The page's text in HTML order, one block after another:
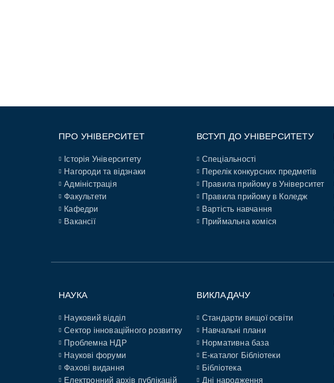
ПРО УНІВЕРСИТЕТ
Історія Університету
Нагороди та відзнаки
Адміністрація
Факультети
Кафедри
Вакансії
ВСТУП ДО УНІВЕРСИТЕТУ
Спеціальності
Перелік конкурсних предметів
Правила прийому в Університет
Правила прийому в Коледж
Вартість навчання
Приймальна коміся
НАУКА
Науковий відділ
Сектор інноваційного розвитку
Проблемна НДР
Наукові форуми
Фахові видання
Електронний архів публікацій
ВИКЛАДАЧУ
Стандарти вищої освіти
Навчальні плани
Нормативна база
E-каталог Бібліотеки
Бібліотека
Дні народження